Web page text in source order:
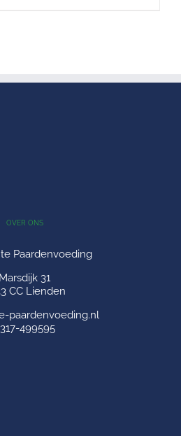
OVER ONS
Paardenvoeding
Marsdijk 31
CC Lienden
paardenvoeding.nl
499595